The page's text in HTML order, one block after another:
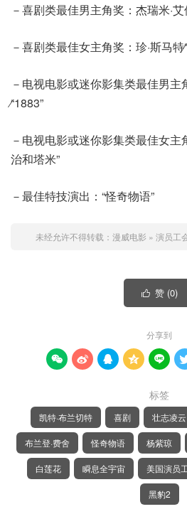
－喜剧类最佳男主角奖：杰瑞米·艾
－喜剧类最佳女主角奖：珍·斯马特
－电视电影或迷你影集类最佳男主
∕“1883”
－电视电影或迷你影集类最佳女主
治和塔米”
－最佳特技演出：“怪奇物语”
未经允许不得转载： 漫威电影 » 演员工
 赞 (0)
分享到
    
标签
凯特·布兰切特 喜剧 壮志凌云
布兰登·费舍 怪奇物语 杨紫琼
白莲花 瞬息全宇宙 美国演员
黑豹2